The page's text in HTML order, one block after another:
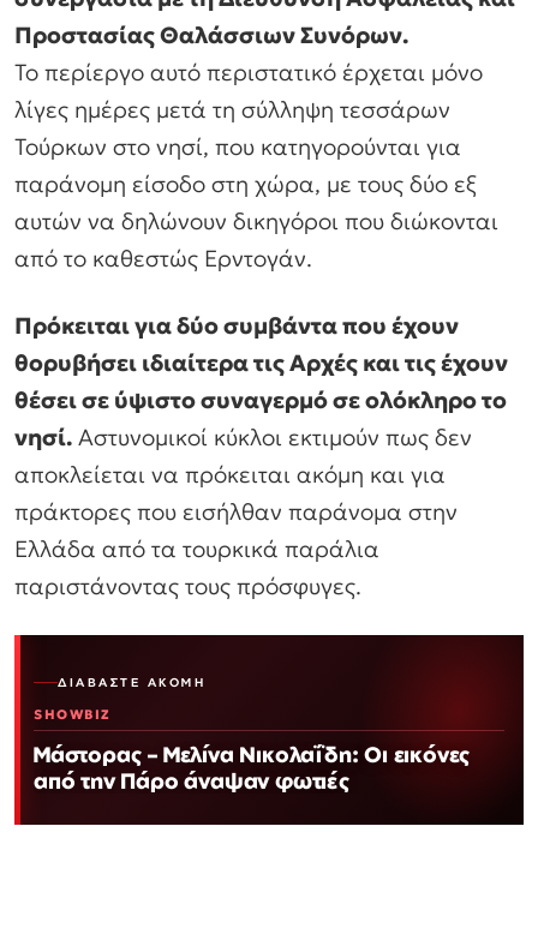
Προστασίας Θαλάσσιων Συνόρων.
Το περίεργο αυτό περιστατικό έρχεται μόνο
λίγες ημέρες μετά τη σύλληψη τεσσάρων
Τούρκων στο νησί, που κατηγορούνται για
παράνομη είσοδο στη χώρα, με τους δύο εξ
αυτών να δηλώνουν δικηγόροι που διώκονται
από το καθεστώς Ερντογάν.
Πρόκειται για δύο συμβάντα που έχουν
θορυβήσει ιδιαίτερα τις Αρχές και τις έχουν
θέσει σε ύψιστο συναγερμό σε ολόκληρο το
νησί. Αστυνομικοί κύκλοι εκτιμούν πως δεν
αποκλείεται να πρόκειται ακόμη και για
πράκτορες που εισήλθαν παράνομα στην
Ελλάδα από τα τουρκικά παράλια
παριστάνοντας τους πρόσφυγες.
ΔΙΑΒΆΣΤΕ ΑΚΌΜΗ
SHOWBIZ
Μάστορας – Μελίνα Νικολαΐδη: Οι εικόνες
από την Πάρο άναψαν φωτιές